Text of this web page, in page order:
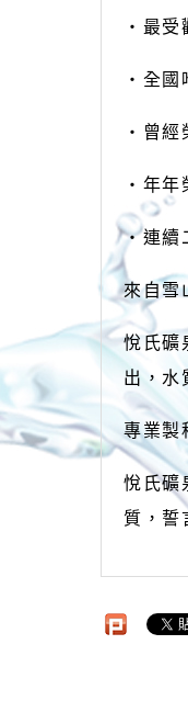
‧最受
‧全國
‧曾經
‧年年
‧連續
來自雪
悅氏礦
出，水
專業製
悅氏礦
質，誓